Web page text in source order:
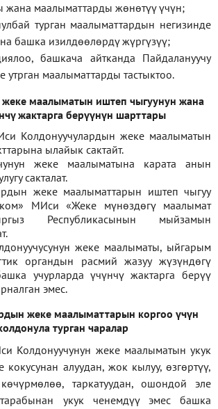
жана маалыматтарды жөнөтүү үчүн;
турган маалыматтардын негизинде
башка изилдөөлөрдү жүргүзүү;
ялоо,башкача айтканда Пайдалануучу
утрган маалыматтарды тастыктоо.
жеке маалыматын иштеп чыгуунун жана
жактарга берүүнүн шарттары
Колдонуучулардын жеке маалыматын
ылайык сактайт.
жеке маалыматына карата анын
сакталат.
жеке маалыматтарын иштеп чыгуу
МИси«Жеке мүнөздөгү маалымат
Республикасынын мыйзамын
жеке маалыматы, ыйгарым
органдын расмий жазуу жүзүндөгү
учурларда үчүнчү жактарга берүү
эмес.
жеке маалыматтарын коргоо үчүн
турган чаралар
Колдонуучунун жеке маалыматын укук
алуудан, жок кылуу, өзгөртүү,
таркатуудан, ошондой эле
укук ченемдүү эмес башка